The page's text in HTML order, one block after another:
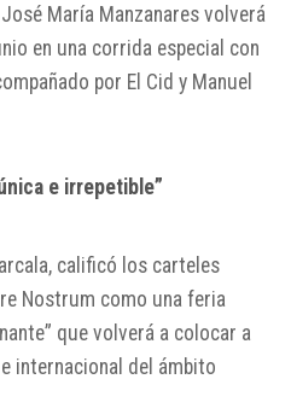
José María Manzanares volverá
en una corrida especial con
por El Cid y Manuel
e irrepetible”
, calificó los carteles
Nostrum como una feria
que volverá a colocar a
internacional del ámbito